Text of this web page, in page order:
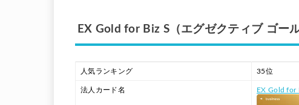
EX Gold for Biz S（エグゼクティブ ゴー
人気ランキング 35位
法人カード名 EX Gold for